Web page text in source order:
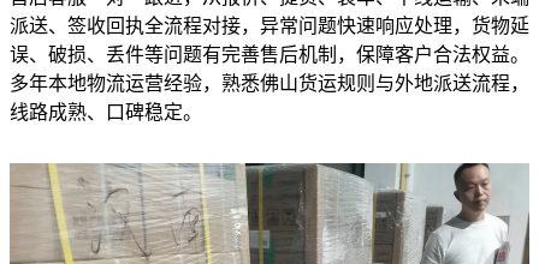
派送、签收回执全流程对接，异常问题快速响应处理，货物延
误、破损、丢件等问题有完善售后机制，保障客户合法权益。
多年本地物流运营经验，熟悉佛山货运规则与外地派送流程，
线路成熟、口碑稳定。